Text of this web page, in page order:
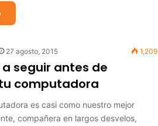
27 agosto, 2015 1,209
seguir antes de
computadora
es casi como nuestro mejor
compañera en largos desvelos,